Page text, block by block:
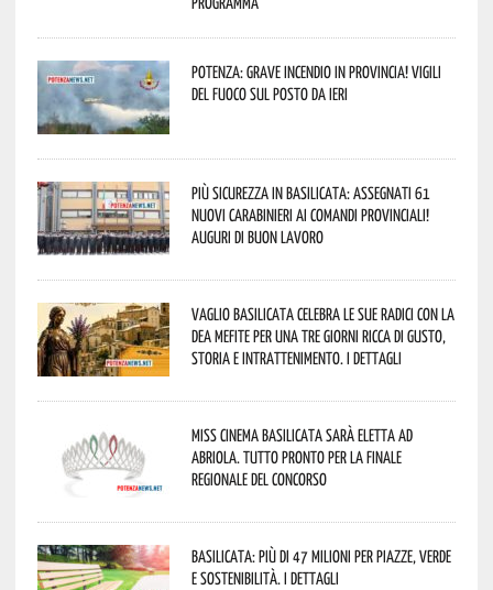
Potenza: grave incendio in Provincia! Vigili
del fuoco sul posto da ieri
Più sicurezza in Basilicata: assegnati 61
nuovi Carabinieri ai Comandi provinciali!
Auguri di buon lavoro
Vaglio Basilicata celebra le sue radici con la
Dea Mefite per una tre giorni ricca di gusto,
storia e intrattenimento. I dettagli
Miss Cinema Basilicata sarà eletta ad
Abriola. Tutto pronto per la finale
regionale del concorso
Basilicata: più di 47 milioni per piazze, verde
e sostenibilità. I dettagli